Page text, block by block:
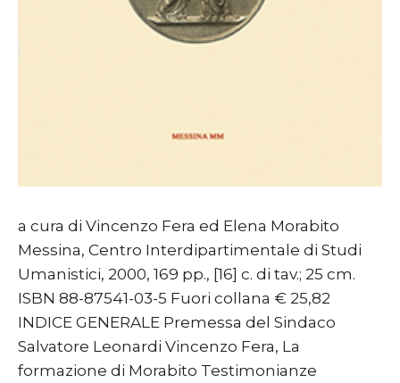
a cura di Vincenzo Fera ed Elena Morabito
Messina, Centro Interdipartimentale di Studi
Umanistici, 2000, 169 pp., [16] c. di tav.; 25 cm.
ISBN 88-87541-03-5 Fuori collana € 25,82
INDICE GENERALE Premessa del Sindaco
Salvatore Leonardi Vincenzo Fera, La
formazione di Morabito Testimonianze